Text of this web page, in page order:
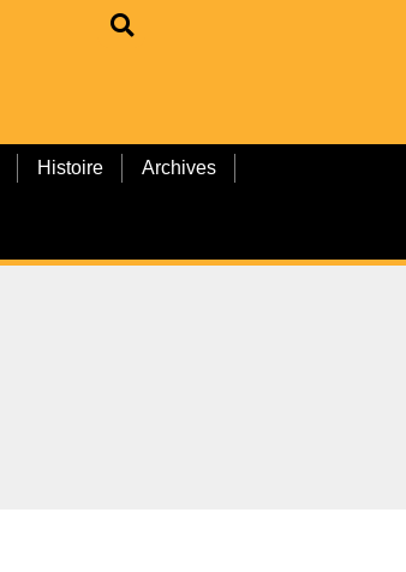
Histoire Archives